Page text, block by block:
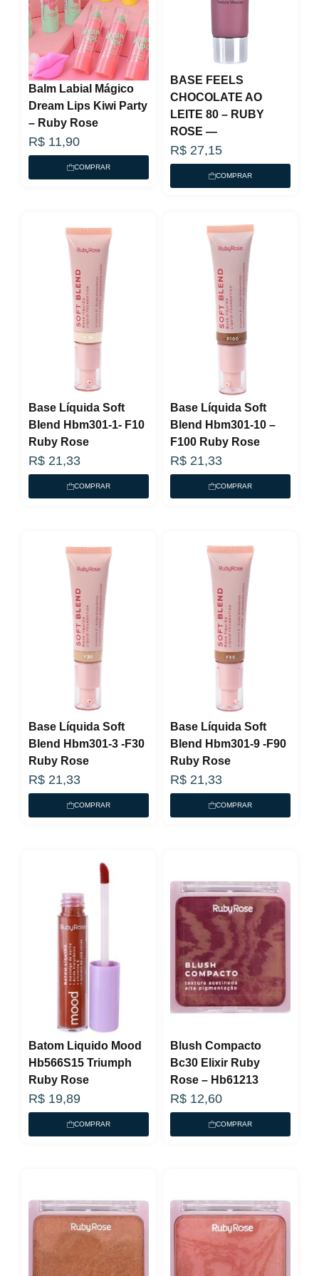
Balm Labial Mágico
Dream Lips Kiwi Party
– Ruby Rose
R$ 11,90
COMPRAR
BASE FEELS
CHOCOLATE AO
LEITE 80 – RUBY
ROSE —
R$ 27,15
COMPRAR
Base Líquida Soft
Blend Hbm301-1- F10
Ruby Rose
R$ 21,33
COMPRAR
Base Líquida Soft
Blend Hbm301-10 –
F100 Ruby Rose
R$ 21,33
COMPRAR
Base Líquida Soft
Blend Hbm301-3 -F30
Ruby Rose
R$ 21,33
COMPRAR
Base Líquida Soft
Blend Hbm301-9 -F90
Ruby Rose
R$ 21,33
COMPRAR
Batom Liquido Mood
Hb566S15 Triumph
Ruby Rose
R$ 19,89
COMPRAR
Blush Compacto
Bc30 Elixir Ruby
Rose – Hb61213
R$ 12,60
COMPRAR